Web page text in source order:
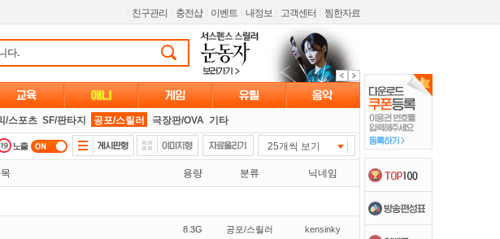
친구관리 충전샵 이벤트 내정보 고객센터 찜한자료
/스포츠 SF/판타지 공포/스릴러 극장판/OVA 기타
25개씩 보기
용량 분류 닉네임
8.3G 공포/스릴러 kensinky